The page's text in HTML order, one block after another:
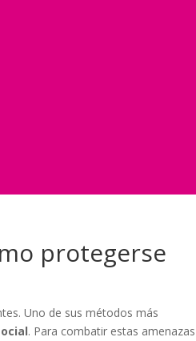
protegerse
Uno de sus métodos más
. Para combatir estas amenazas